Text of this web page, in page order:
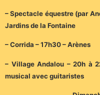
– Spectacle équestre (par
Jardins de la Fontaine
– Corrida – 17h30 – Arènes
– Village Andalou – 20h à
musical avec guitaristes